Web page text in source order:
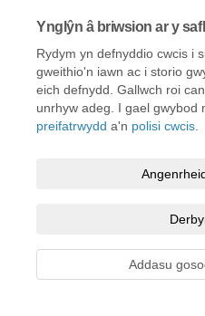
Ynglŷn â briwsion ar y
Rydym yn defnyddio cwcis i
gweithio'n iawn ac i storio
eich defnydd. Gallwch roi
unrhyw adeg. I gael gwybod
preifatrwydd a'n polisi cwcis
Addasu